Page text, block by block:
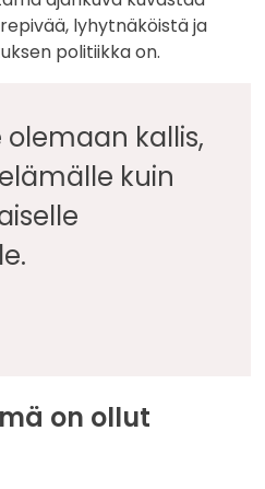
lyhytnäköistä ja
politiikka on.
olemaan kallis,
kuin
on ollut